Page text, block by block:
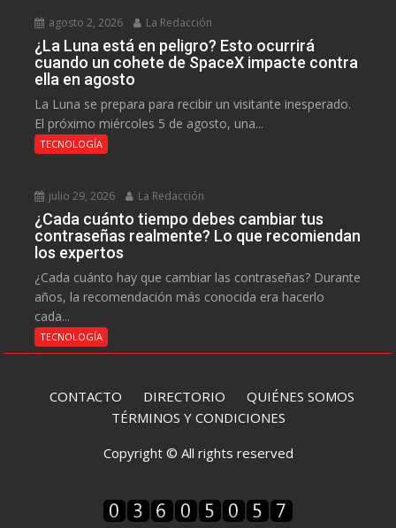
agosto 2, 2026 La Redacción
¿La Luna está en peligro? Esto ocurrirá
cuando un cohete de SpaceX impacte contra
ella en agosto
La Luna se prepara para recibir un visitante inesperado.
El próximo miércoles 5 de agosto, una...
TECNOLOGÍA
julio 29, 2026 La Redacción
¿Cada cuánto tiempo debes cambiar tus
contraseñas realmente? Lo que recomiendan
los expertos
¿Cada cuánto hay que cambiar las contraseñas? Durante
años, la recomendación más conocida era hacerlo
cada...
TECNOLOGÍA
CONTACTO DIRECTORIO QUIÉNES SOMOS
TÉRMINOS Y CONDICIONES
Copyright © All rights reserved